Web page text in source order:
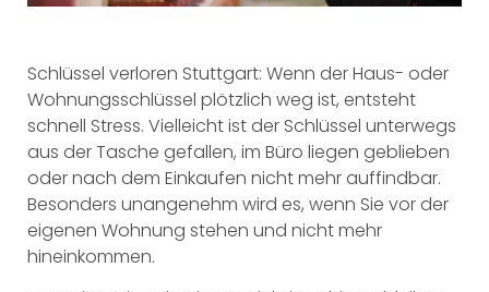
Schlüssel verloren Stuttgart: Wenn der Haus- oder
Wohnungsschlüssel plötzlich weg ist, entsteht
schnell Stress. Vielleicht ist der Schlüssel unterwegs
aus der Tasche gefallen, im Büro liegen geblieben
oder nach dem Einkaufen nicht mehr auffindbar.
Besonders unangenehm wird es, wenn Sie vor der
eigenen Wohnung stehen und nicht mehr
hineinkommen.